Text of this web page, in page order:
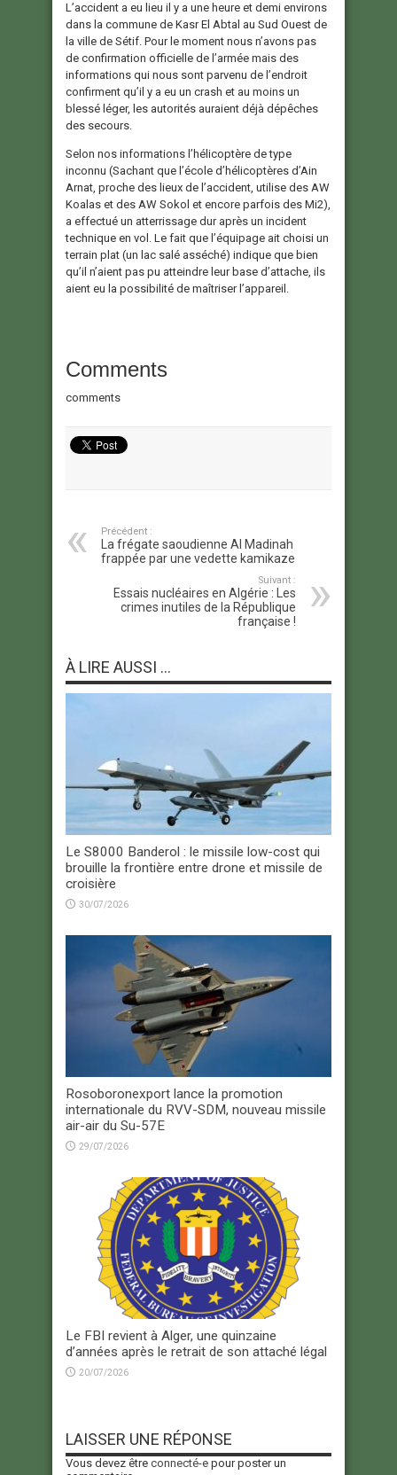
L’accident a eu lieu il y a une heure et demi environs
dans la commune de Kasr El Abtal au Sud Ouest de
la ville de Sétif. Pour le moment nous n’avons pas
de confirmation officielle de l’armée mais des
informations qui nous sont parvenu de l’endroit
confirment qu’il y a eu un crash et au moins un
blessé léger, les autorités auraient déjà dépêches
des secours.
Selon nos informations l’hélicoptère de type
inconnu (Sachant que l’école d’hélicoptères d’Ain
Arnat, proche des lieux de l’accident, utilise des AW
Koalas et des AW Sokol et encore parfois des Mi2),
a effectué un atterrissage dur après un incident
technique en vol. Le fait que l’équipage ait choisi un
terrain plat (un lac salé asséché) indique que bien
qu’il n’aient pas pu atteindre leur base d’attache, ils
aient eu la possibilité de maîtriser l’appareil.
Comments
comments
Précédent :
La frégate saoudienne Al Madinah
frappée par une vedette kamikaze
Suivant :
Essais nucléaires en Algérie : Les
crimes inutiles de la République
française !
À LIRE AUSSI ...
Le S8000 Banderol : le missile low-cost qui
brouille la frontière entre drone et missile de
croisière
30/07/2026
Rosoboronexport lance la promotion
internationale du RVV-SDM, nouveau missile
air-air du Su-57E
29/07/2026
Le FBI revient à Alger, une quinzaine
d’années après le retrait de son attaché légal
20/07/2026
LAISSER UNE RÉPONSE
Vous devez être connecté-e pour poster un